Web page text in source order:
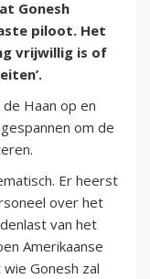
Gonesh
piloot. Het
vrijwillig is of
Haan op en
om de
Er heerst
over het
van het
Amerikaanse
Gonesh zal